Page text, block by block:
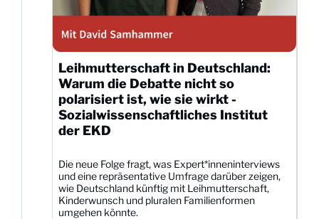
Leihmutterschaft in Deutschland:
Warum die Debatte nicht so
polarisiert ist, wie sie wirkt -
Sozialwissenschaftliches Institut
der EKD
Die neue Folge fragt, was Expert*inneninterviews
und eine repräsentative Umfrage darüber zeigen,
wie Deutschland künftig mit Leihmutterschaft,
Kinderwunsch und pluralen Familienformen
umgehen könnte.